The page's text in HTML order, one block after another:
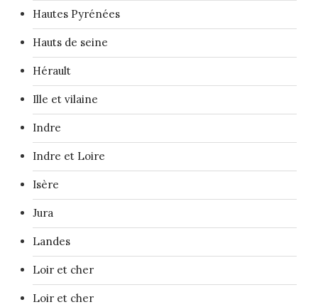
Hautes Pyrénées
Hauts de seine
Hérault
Ille et vilaine
Indre
Indre et Loire
Isère
Jura
Landes
Loir et cher
Loir et cher